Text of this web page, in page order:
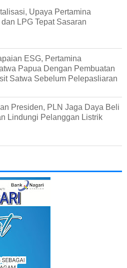
Upaya Pertamina
LPG Tepat Sasaran
ESG, Pertamina
Papua Dengan Pembuatan
Satwa Sebelum Pelepasliaran
Presiden, PLN Jaga Daya Beli
Lindungi Pelanggan Listrik